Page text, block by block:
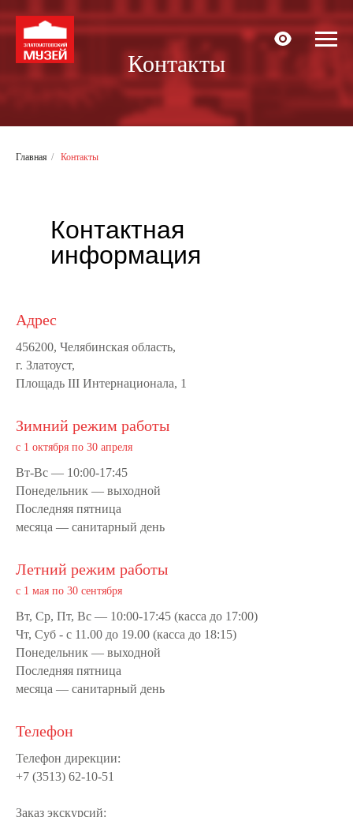
Контакты
Главная / Контакты
Контактная
информация
Адрес
456200, Челябинская область,
г. Златоуст,
Площадь III Интернационала, 1
Зимний режим работы
с 1 октября по 30 апреля
Вт-Вс — 10:00-17:45
Понедельник — выходной
Последняя пятница
месяца — санитарный день
Летний режим работы
с 1 мая по 30 сентября
Вт, Ср, Пт, Вс — 10:00-17:45 (касса до 17:00)
Чт, Суб - с 11.00 до 19.00 (касса до 18:15)
Понедельник — выходной
Последняя пятница
месяца — санитарный день
Телефон
Телефон дирекции:
+7 (3513) 62-10-51
Заказ экскурсий: